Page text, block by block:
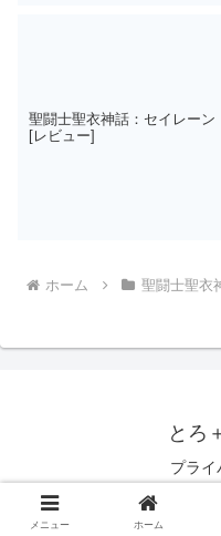
聖闘士聖衣神話：セイレーン
[レビュー]
ホーム 聖闘士聖衣
とろ
プライ
© 2007
メニュー ホーム